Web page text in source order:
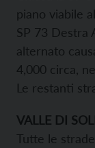
piano viabile
SP 73 Destra
alternato
4,000 circa,
Le restanti
VALLE DI
Tutte le